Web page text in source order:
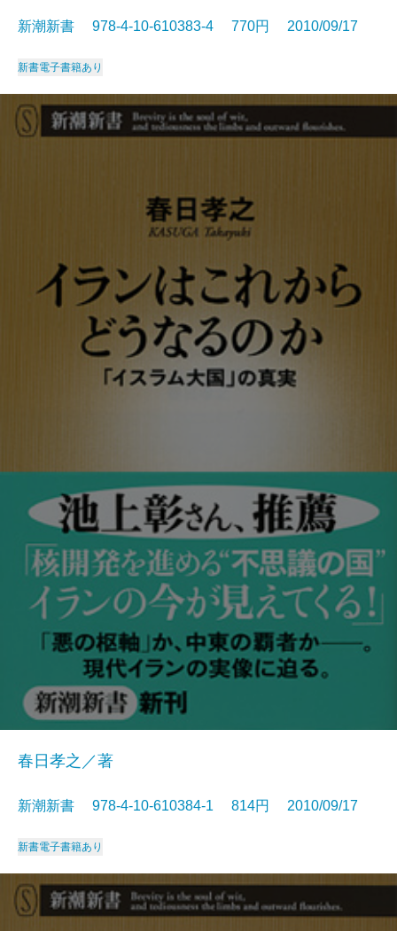
新潮新書 978-4-10-610383-4 770円 2010/09/17
新書電子書籍あり
春日孝之／著
新潮新書 978-4-10-610384-1 814円 2010/09/17
新書電子書籍あり